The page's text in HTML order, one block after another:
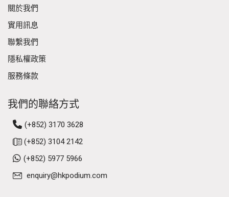
關於我們
實用訊息
聯繫我們
隱私權政策
服務條款
我們的聯絡方式
(+852) 3170 3628
(+852) 3104 2142
(+852) 5977 5966
enquiry@hkpodium.com